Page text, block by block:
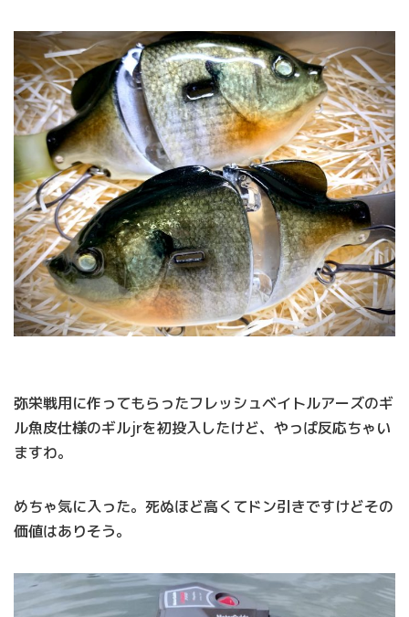
弥栄戦用に作ってもらったフレッシュベイトルアーズのギ
ル魚皮仕様のギルjrを初投入したけど、やっぱ反応ちゃい
ますわ。
めちゃ気に入った。死ぬほど高くてドン引きですけどその
価値はありそう。